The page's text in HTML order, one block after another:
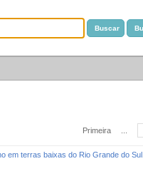
Primeira
em terras baixas do Rio Grande do Sul.